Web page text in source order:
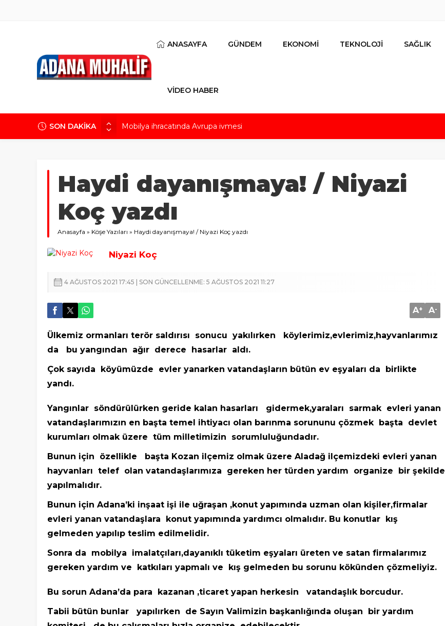
ANASAYFA GÜNDEM EKONOMİ TEKNOLOJİ SAĞLIK
VİDEO HABER
SON DAKİKA
Mobilya ihracatında Avrupa ivmesi
Göz için “Akıllı Mercek” herkes için uygun mu?
Hacı Karaaslan’ın kiraladığı arsanın resmi kiracısı bakın kim çıktı!
Kuru meyve sektörü 2 milyar dolar ihracat hedefi için Ankara’dan destek istedi
Haydi dayanışmaya! / Niyazi
Koç yazdı
Anasayfa » Köşe Yazıları » Haydi dayanışmaya! / Niyazi Koç yazdı
Niyazi Koç
4 AĞUSTOS 2021 17:45 | SON GÜNCELLENME: 5 AĞUSTOS 2021 11:27
A+ A-
Ülkemiz ormanları terör saldırısı sonucu yakılırken köylerimiz,evlerimiz,hayvanlarımız
da bu yangından ağır derece hasarlar aldı.
Çok sayıda köyümüzde evler yanarken vatandaşların bütün ev eşyaları da birlikte
yandı.
Yangınlar söndürülürken geride kalan hasarları gidermek,yaraları sarmak evleri yanan
vatandaşlarımızın en başta temel ihtiyacı olan barınma sorununu çözmek başta devlet
kurumları olmak üzere tüm milletimizin sorumluluğundadır.
Bunun için özellikle başta Kozan ilçemiz olmak üzere Aladağ ilçemizdeki evleri yanan
hayvanları telef olan vatandaşlarımıza gereken her türden yardım organize bir şekilde
yapılmalıdır.
Bunun için Adana’ki inşaat işi ile uğraşan ,konut yapımında uzman olan kişiler,firmalar
evleri yanan vatandaşlara konut yapımında yardımcı olmalıdır. Bu konutlar kış
gelmeden yapılıp teslim edilmelidir.
Sonra da mobilya imalatçıları,dayanıklı tüketim eşyaları üreten ve satan firmalarımız
gereken yardım ve katkıları yapmalı ve kış gelmeden bu sorunu kökünden çözmeliyiz.
Bu sorun Adana’da para kazanan ,ticaret yapan herkesin vatandaşlık borcudur.
Tabii bütün bunlar yapılırken de Sayın Valimizin başkanlığında oluşan bir yardım